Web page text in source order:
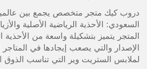
دروب كيك متجر متخصص يجمع بين
السعودي: الأحذية الرياضية الأصلية
المتجر يتميز بتشكيلة واسعة من الأحذية
الإصدار والتي يصعب إيجادها في المتاجر
لملابس الستريت وير التي تناسب الذوق